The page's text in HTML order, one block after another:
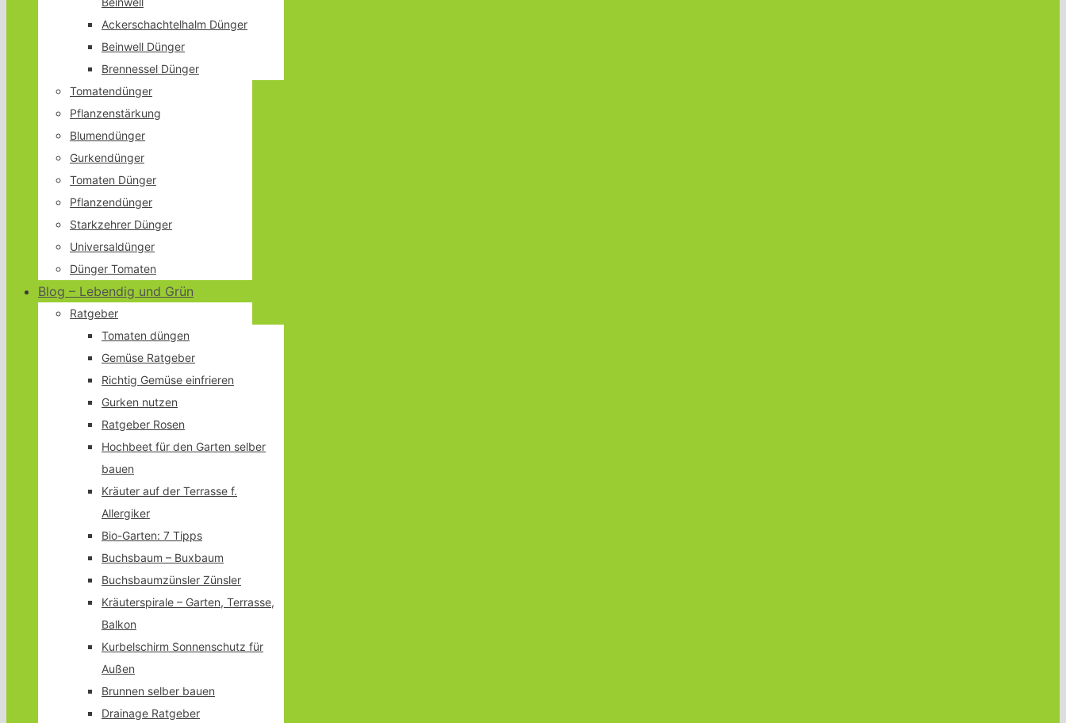
Ackerschachtelhalm Dünger
Beinwell Dünger
Brennessel Dünger
Tomatendünger
Pflanzenstärkung
Blumendünger
Gurkendünger
Tomaten Dünger
Pflanzendünger
Starkzehrer Dünger
Universaldünger
Dünger Tomaten
Blog – Lebendig und Grün
Ratgeber
Tomaten düngen
Gemüse Ratgeber
Richtig Gemüse einfrieren
Gurken nutzen
Ratgeber Rosen
Hochbeet für den Garten selber
bauen
Kräuter auf der Terrasse f.
Allergiker
Bio-Garten: 7 Tipps
Buchsbaum – Buxbaum
Buchsbaumzünsler Zünsler
Kräuterspirale – Garten, Terrasse,
Balkon
Kurbelschirm Sonnenschutz für
Außen
Brunnen selber bauen
Drainage Ratgeber